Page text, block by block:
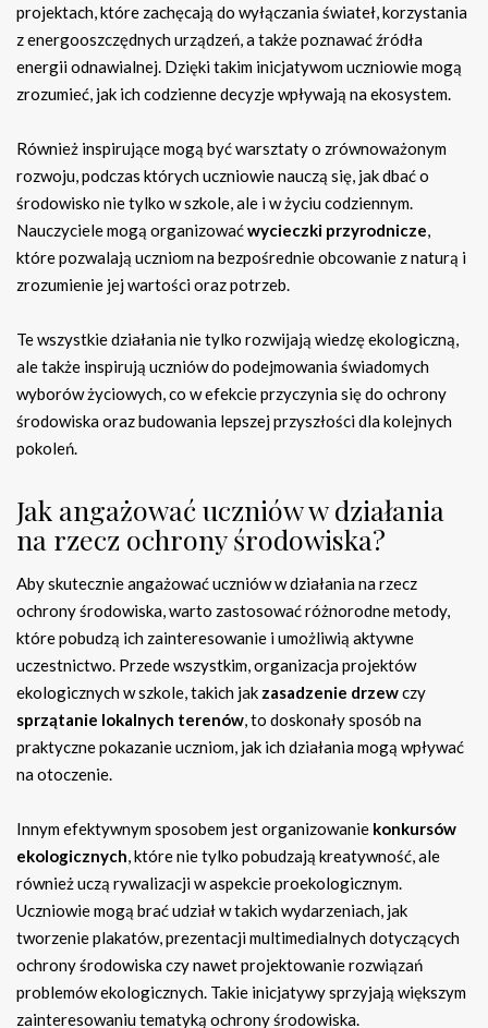
projektach, które zachęcają do wyłączania świateł, korzystania
z energooszczędnych urządzeń, a także poznawać źródła
energii odnawialnej. Dzięki takim inicjatywom uczniowie mogą
zrozumieć, jak ich codzienne decyzje wpływają na ekosystem.
Również inspirujące mogą być warsztaty o zrównoważonym
rozwoju, podczas których uczniowie nauczą się, jak dbać o
środowisko nie tylko w szkole, ale i w życiu codziennym.
Nauczyciele mogą organizowaćwycieczki przyrodnicze,
które pozwalają uczniom na bezpośrednie obcowanie z naturą i
zrozumienie jej wartości oraz potrzeb.
Te wszystkie działania nie tylko rozwijają wiedzę ekologiczną,
ale także inspirują uczniów do podejmowania świadomych
wyborów życiowych, co w efekcie przyczynia się do ochrony
środowiska oraz budowania lepszej przyszłości dla kolejnych
pokoleń.
Jak angażować uczniów w działania
na rzecz ochrony środowiska?
Aby skutecznie angażować uczniów w działania na rzecz
ochrony środowiska, warto zastosować różnorodne metody,
które pobudzą ich zainteresowanie i umożliwią aktywne
uczestnictwo. Przede wszystkim, organizacja projektów
ekologicznych w szkole, takich jak zasadzenie drzewczy
sprzątanie lokalnych terenów, to doskonały sposób na
praktyczne pokazanie uczniom, jak ich działania mogą wpływać
na otoczenie.
Innym efektywnym sposobem jest organizowanie konkursów
ekologicznych, które nie tylko pobudzają kreatywność, ale
również uczą rywalizacji w aspekcie proekologicznym.
Uczniowie mogą brać udział w takich wydarzeniach, jak
tworzenie plakatów, prezentacji multimedialnych dotyczących
ochrony środowiska czy nawet projektowanie rozwiązań
problemów ekologicznych. Takie inicjatywy sprzyjają większym
zainteresowaniu tematyką ochrony środowiska.